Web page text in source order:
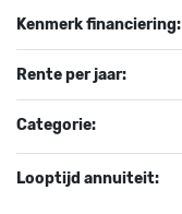
Kenmerk financiering:
Rente per jaar:
Categorie:
Looptijd annuiteit: